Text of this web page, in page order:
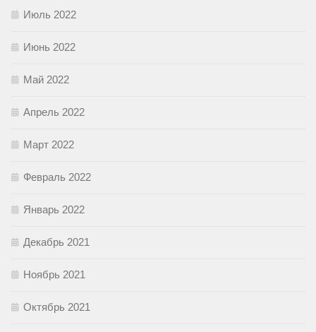
Июль 2022
Июнь 2022
Май 2022
Апрель 2022
Март 2022
Февраль 2022
Январь 2022
Декабрь 2021
Ноябрь 2021
Октябрь 2021